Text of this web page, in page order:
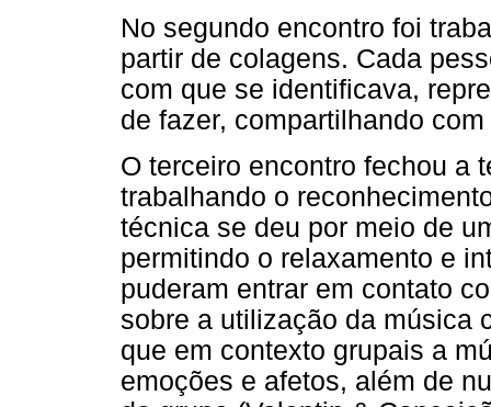
No segundo encontro foi
partir de colagens. Cada
com que se identificava,
de fazer, compartilhando
O terceiro encontro fechou a
trabalhando o
técnica se deu por meio de
permitindo o relaxamento e
puderam entrar em contato
sobre a utilização da música
que em contexto grupais a
emoções e afetos, além de